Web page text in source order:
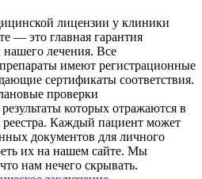
лицензии у клиники
— это главная гарантия
нашего лечения. Все
имеют регистрационные
сертификаты соответствия.
проверки
которых отражаются в
Каждый пациент может
документов для личного
их на нашем сайте. Мы
нам нечего скрывать.